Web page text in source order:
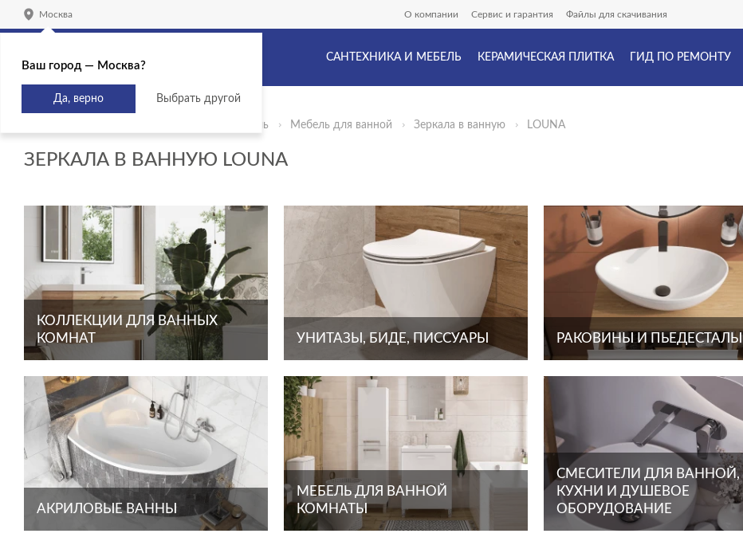
Москва О компании Сервис и гарантия Файлы для скачивания
САНТЕХНИКА И МЕБЕЛЬ КЕРАМИЧЕСКАЯ ПЛИТКА ГИД ПО РЕМОНТУ
Сантехника и мебель Мебель для ванной Зеркала в ванную LOUNA
ЗЕРКАЛА В ВАННУЮ LOUNA
КОЛЛЕКЦИИ ДЛЯ ВАННЫХ
КОМНАТ
УНИТАЗЫ, БИДЕ, ПИССУАРЫ РАКОВИНЫ И ПЬЕДЕСТАЛЫ
АКРИЛОВЫЕ ВАННЫ
МЕБЕЛЬ ДЛЯ ВАННОЙ
КОМНАТЫ
СМЕСИТЕЛИ ДЛЯ ВАННОЙ,
КУХНИ И ДУШЕВОЕ
ОБОРУДОВАНИЕ
Ваш город — Москва?
Да, верно Выбрать другой